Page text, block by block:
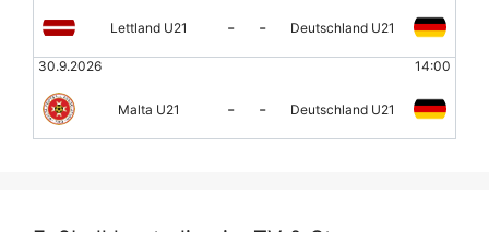
Lettland U21 - - Deutschland U21
30.9.2026 14:00
Malta U21 - - Deutschland U21